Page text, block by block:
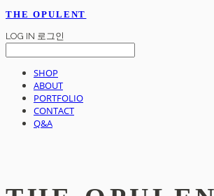
THE OPULENT
LOG IN 로그인
SHOP
ABOUT
PORTFOLIO
CONTACT
Q&A